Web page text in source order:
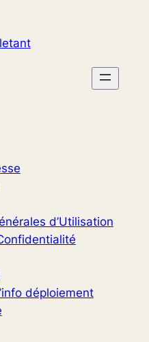
d’Utilisation
déploiement